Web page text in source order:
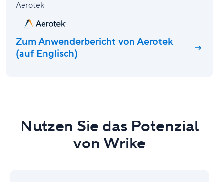
Aerotek
Zum Anwenderbericht von Aerotek
(auf Englisch)
Nutzen Sie das Potenzial
von Wrike